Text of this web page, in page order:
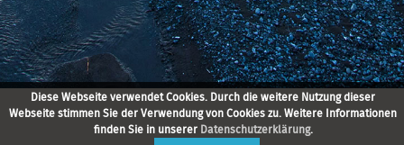
Diese Webseite verwendet Cookies. Durch die weitere Nutzung dieser
Webseite stimmen Sie der Verwendung von Cookies zu. Weitere Informationen
finden Sie in unserer Datenschutzerklärung.